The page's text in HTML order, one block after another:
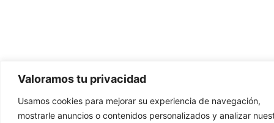
Valoramos tu privacidad
Usamos cookies para mejorar su experiencia de navegación,
mostrarle anuncios o contenidos personalizados y analizar